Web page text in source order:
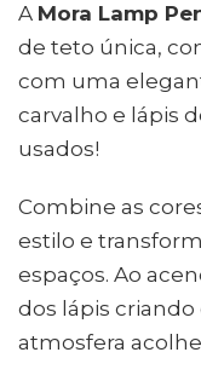
A Mora Lamp
de teto única,
com uma
carvalho e lápis
usados!
Combine as
estilo e
espaços. Ao
dos lápis
atmosfera